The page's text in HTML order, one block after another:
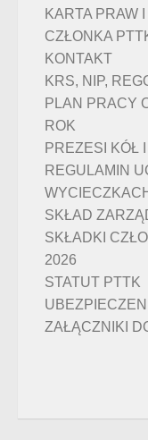
KARTA PRAW
CZŁONKA
KONTAKT
KRS, NIP,
PLAN PRACY
ROK
PREZESI KÓŁ
REGULAMIN
SKŁAD
SKŁADKI
2026
STATUT PTTK
ZAŁĄCZNIKI